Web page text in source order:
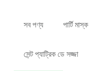
সব পণ্য পার্টি মাস্ক
সেন্ট প্যাট্রিক ডে সজ্জা